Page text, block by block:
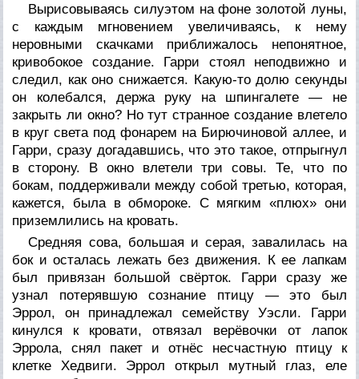
Вырисовываясь силуэтом на фоне золотой луны,
с каждым мгновением увеличиваясь, к нему
неровными скачками приближалось непонятное,
кривобокое создание. Гарри стоял неподвижно и
следил, как оно снижается. Какую-то долю секунды
он колебался, держа руку на шпингалете — не
закрыть ли окно? Но тут странное создание влетело
в круг света под фонарем на Бирючиновой аллее, и
Гарри, сразу догадавшись, что это такое, отпрыгнул
в сторону. В окно влетели три совы. Те, что по
бокам, поддерживали между собой третью, которая,
кажется, была в обмороке. С мягким «плюх» они
приземлились на кровать.
Средняя сова, большая и серая, завалилась на
бок и осталась лежать без движения. К ее лапкам
был привязан большой свёрток. Гарри сразу же
узнал потерявшую сознание птицу — это был
Эррол, он принадлежал семейству Уэсли. Гарри
кинулся к кровати, отвязал верёвочки от лапок
Эррола, снял пакет и отнёс несчастную птицу к
клетке Хедвиги. Эррол открыл мутный глаз, еле